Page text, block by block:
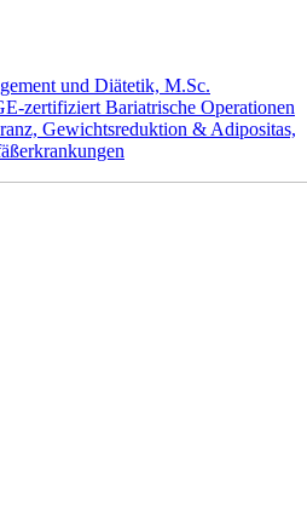
und Diätetik, M.Sc.
zertifiziert Bariatrische Operationen
Gewichtsreduktion & Adipositas,